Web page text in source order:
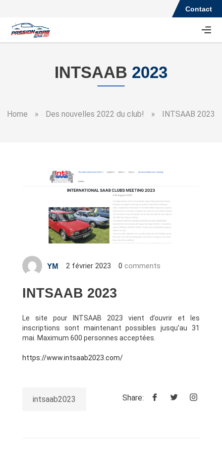
Contact
INTSAAB 2023
Home » Des nouvelles 2022 du club! » INTSAAB 2023
YM 2 février 2023 0 comments
INTSAAB 2023
Le site pour INTSAAB 2023 vient d’ouvrir et les
inscriptions sont maintenant possibles jusqu’au 31
mai. Maximum 600 personnes acceptées.
https://www.intsaab2023.com/
intsaab2023 Share: